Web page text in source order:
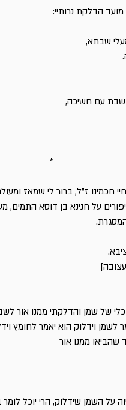
הדלקת נרותיי:
שבתא,
שבת עם חשיכה,
*
חכמינו ז"ל, ברור לי שמאז
על חנינא בן דוסא התמים,
של שמן והדלקתי ממנו אור
וידלוק הוא יאמר לחומץ
שהביאו ממנו אור
השמן שידלוק, הרי יוכל